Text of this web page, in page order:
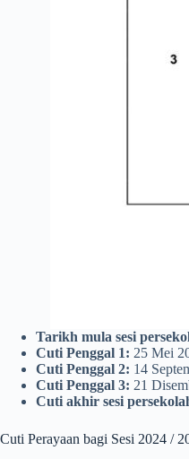
Tarikh mula sesi
Cuti Penggal 1: 25 Mei
Cuti Penggal 2: 14
Cuti Penggal 3: 21
Cuti akhir sesi
Cuti Perayaan bagi Sesi 2024 /